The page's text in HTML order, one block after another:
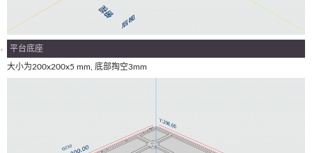
平台底座
大小为200x200x5 mm, 底部掏空3mm